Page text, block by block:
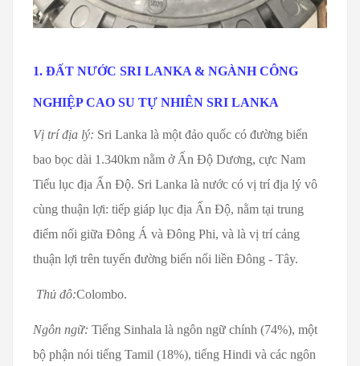
1. ĐẤT NƯỚC SRI LANKA & NGÀNH CÔNG
NGHIỆP CAO SU TỰ NHIÊN SRI LANKA
Vị trí địa lý: Sri Lanka là một đảo quốc có đường biển
bao bọc dài 1.340km nằm ở Ấn Độ Dương, cực Nam
Tiểu lục địa Ấn Độ. Sri Lanka là nước có vị trí địa lý vô
cùng thuận lợi: tiếp giáp lục địa Ấn Độ, nằm tại trung
điểm nối giữa Đông Á và Đông Phi, và là vị trí cảng
thuận lợi trên tuyến đường biển nối liền Đông - Tây.
Thủ đô:Colombo.
Ngôn ngữ: Tiếng Sinhala là ngôn ngữ chính (74%), một
bộ phận nói tiếng Tamil (18%), tiếng Hindi và các ngôn